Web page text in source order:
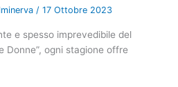
/17 Ottobre 2023
e spesso imprevedibile del
Donne”, ogni stagione offre